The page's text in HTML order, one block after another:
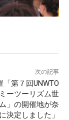
次の記事
「第７回UNWTO
ーツーリズム世
」の開催地が奈
決定しました」